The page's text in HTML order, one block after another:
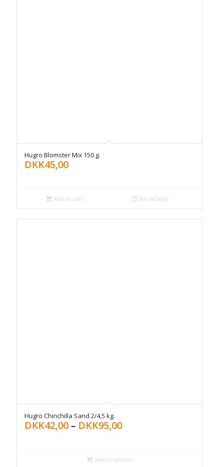
Hugro Blomster Mix 150 g.
DKK45,00
Add to cart Vis detaljer
Hugro Chinchilla Sand 2/4,5 kg.
DKK42,00– DKK95,00
Select options